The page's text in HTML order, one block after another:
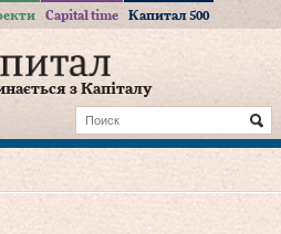
Capital time Капитал 500
з Капіталу